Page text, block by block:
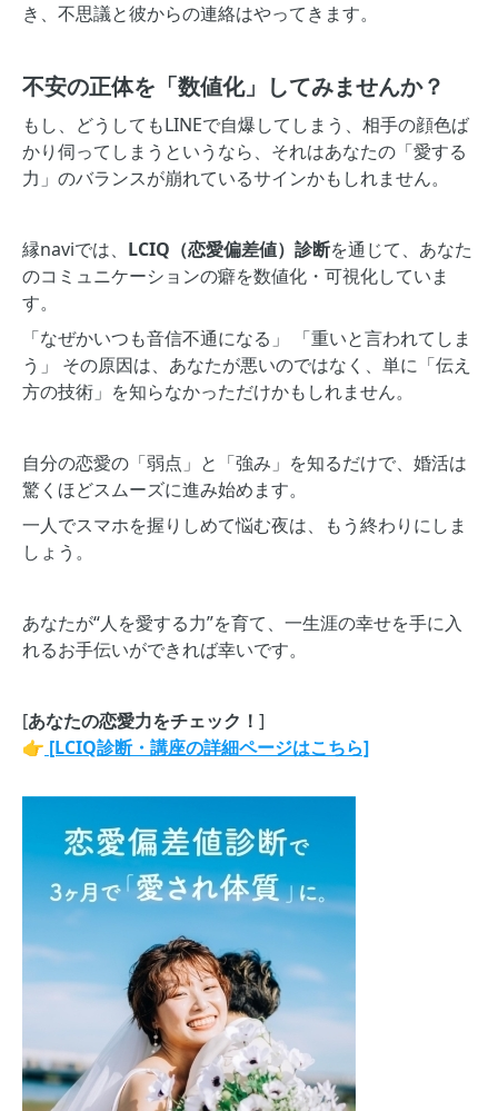
き、不思議と彼からの連絡はやってきます。
不安の正体を「数値化」してみませんか？
もし、どうしてもLINEで自爆してしまう、相手の顔色ば
かり伺ってしまうというなら、それはあなたの「愛する
力」のバランスが崩れているサインかもしれません。
縁naviでは、 LCIQ（恋愛偏差値）診断を通じて、あなた
のコミュニケーションの癖を数値化・可視化していま
す。
「なぜかいつも音信不通になる」 「重いと言われてしま
う」 その原因は、あなたが悪いのではなく、単に「伝え
方の技術」を知らなかっただけかもしれません。
自分の恋愛の「弱点」と「強み」を知るだけで、婚活は
驚くほどスムーズに進み始めます。
一人でスマホを握りしめて悩む夜は、もう終わりにしま
しょう。
あなたが“人を愛する力”を育て、一生涯の幸せを手に入
れるお手伝いができれば幸いです。
[あなたの恋愛力をチェック！ ]
👉 [LCIQ診断・講座の詳細ページはこちら]